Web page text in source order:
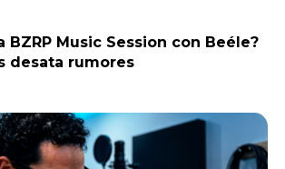
BZRP Music Session con Beéle?
desata rumores